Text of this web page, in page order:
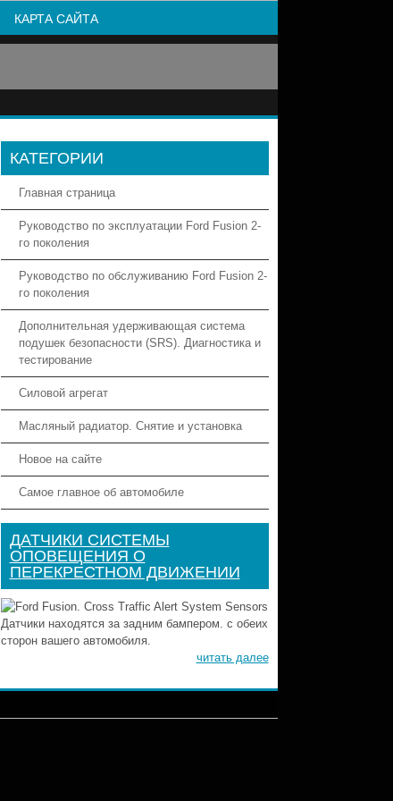
КАРТА САЙТА
КАТЕГОРИИ
Главная страница
Руководство по эксплуатации Ford Fusion 2-
го поколения
Руководство по обслуживанию Ford Fusion 2-
го поколения
Дополнительная удерживающая система
подушек безопасности (SRS). Диагностика и
тестирование
Силовой агрегат
Масляный радиатор. Снятие и установка
Новое на сайте
Самое главное об автомобиле
ДАТЧИКИ СИСТЕМЫ
ОПОВЕЩЕНИЯ О
ПЕРЕКРЕСТНОМ ДВИЖЕНИИ
Датчики находятся за задним бампером. с обеих
сторон вашего автомобиля.
читать далее